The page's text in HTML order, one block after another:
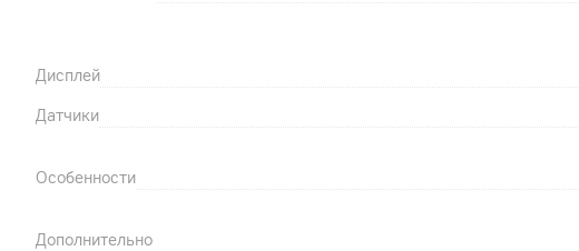
Дисплей
Датчики
Особенности
Дополнительно